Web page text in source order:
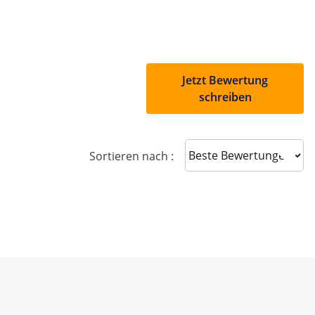
Jetzt Bewertung
schreiben
Sortieren nach : Sort reviews